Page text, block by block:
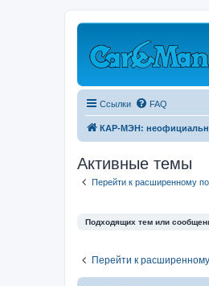
Ссылки FAQ
КАР-МЭН:
Активные темы
Перейти к расширенному
Подходящих тем или
Перейти к